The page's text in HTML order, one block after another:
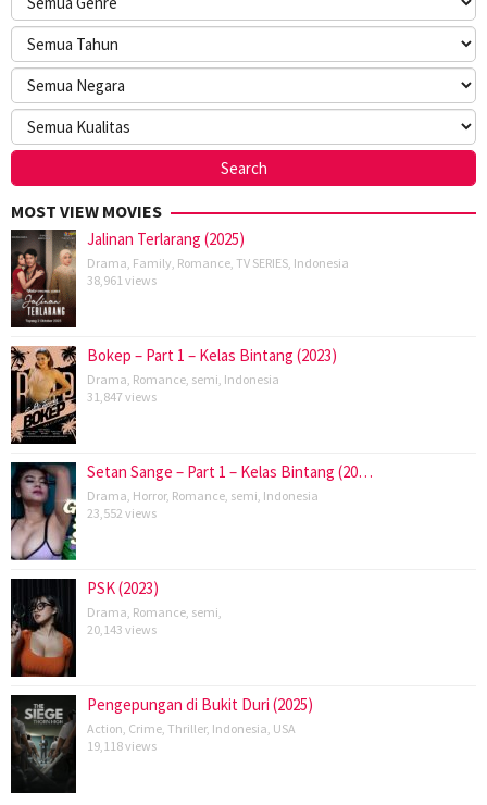
MOST VIEW MOVIES
Jalinan Terlarang (2025)
Drama Family Romance TV SERIES Indonesia
38,961 views
Bokep – Part 1 – Kelas Bintang (2023)
Drama Romance semi Indonesia
31,847 views
Setan Sange – Part 1 – Kelas Bintang (20…
Drama Horror, Romance semi Indonesia
23,552 views
PSK (2023)
Drama Romance semi
20,143 views
Pengepungan di Bukit Duri (2025)
Action Crime Thriller, Indonesia USA
19,118 views